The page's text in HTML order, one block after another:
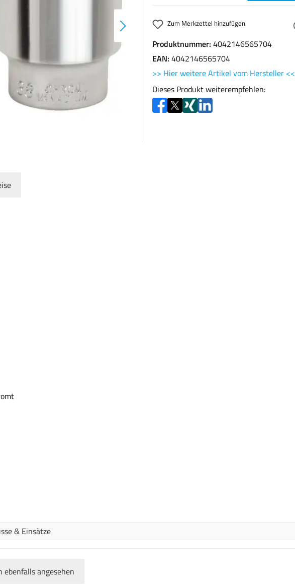
Zum Merkzettel hinzufügen
Produktnummer: 4042146565704
EAN: 4042146565704
>> Hier weitere Artikel vom Hersteller <<
Dieses Produkt weiterempfehlen:
& Einsätze
ebenfalls angesehen